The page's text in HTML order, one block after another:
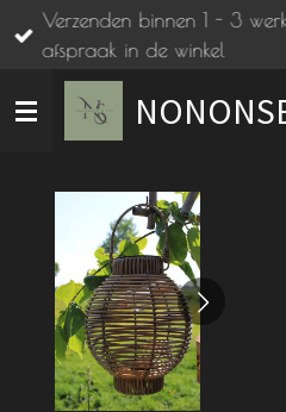
Ga
direct
de
hoofdinhoud
Verzenden binnen 1 - 3
afspraak in de winkel